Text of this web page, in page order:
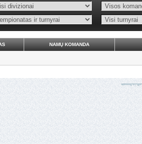
NAMŲ KOMANDA